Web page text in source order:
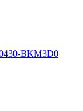
BKM3D0